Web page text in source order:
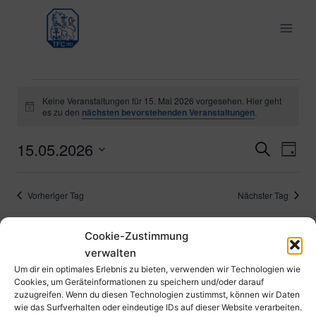
Cookie-Zustimmung
verwalten
Um dir ein optimales Erlebnis zu bieten, verwenden wir Technologien wie
Cookies, um Geräteinformationen zu speichern und/oder darauf
zuzugreifen. Wenn du diesen Technologien zustimmst, können wir Daten
wie das Surfverhalten oder eindeutige IDs auf dieser Website verarbeiten.
springen
Veranstaltungen
15.
Mai
Hinweis
Keine Veranstaltungen für 15. Mai 2026 vorgesehen. Hier geht
es zu den nächsten bevorstehenden Veranstaltungen.
und
SucheTag
15.05.2026
wählen.
Vorheriger Tag Nächster Tag
Kalender abonnieren